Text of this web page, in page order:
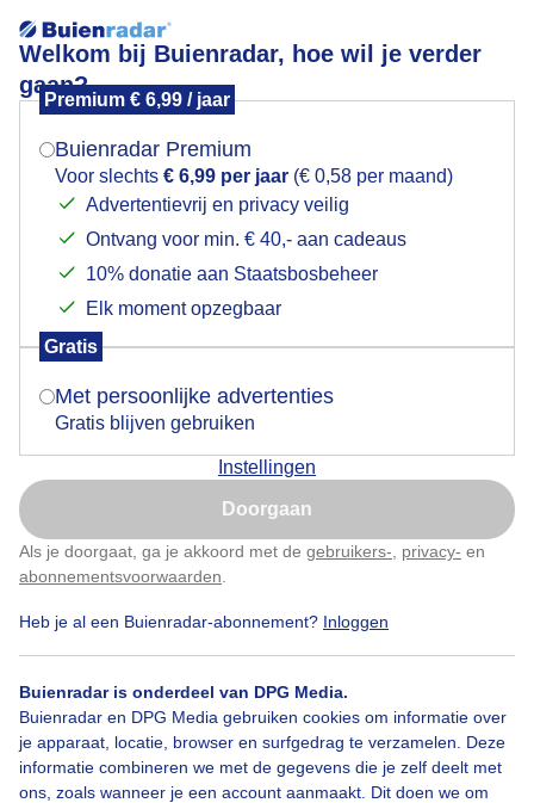
Welkom bij Buienradar, hoe wil je verder
gaan?
Premium € 6,99 / jaar
Buienradar Premium
Voor slechts € 6,99 per jaar (€ 0,58 per maand)
Advertentievrij en privacy veilig
Ontvang voor min. € 40,- aan cadeaus
10% donatie aan Staatsbosbeheer
Elk moment opzegbaar
Gratis
Met persoonlijke advertenties
Gratis blijven gebruiken
Instellingen
Doorgaan
Als je doorgaat, ga je akkoord met de gebruikers- privacy- en
abonnementsvoorwaarden
Heb je al een Buienradar-abonnement? Inloggen
Buienradar is onderdeel van DPG Media.
Buienradar en DPG Media gebruiken cookies om informatie over
je apparaat, locatie, browser en surfgedrag te verzamelen. Deze
informatie combineren we met de gegevens die je zelf deelt met
ons, zoals wanneer je een account aanmaakt. Dit doen we om
Droog vanmiddag
Door: Ankie Grijsen Gemaakt: 06-06-2026, 11x bekeken
Mogen we je locatie gebruiken voor het
Indien je hier nog geen akkoord op hebt gegeven,
verschijnt er zo een pop-up uit je browser waarin
Is goed, toon de popup
Nu niet, misschien later
Klik hierom dit aan te passen